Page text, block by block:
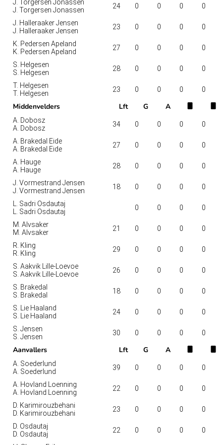
J. Torgersen Jonassen
J. Torgersen Jonassen
24 0 0 0 0
J. Halleraaker Jensen
J. Halleraaker Jensen
23 0 0 0 0
K. Pedersen Apeland
K. Pedersen Apeland
27 0 0 0 0
S. Helgesen
S. Helgesen
28 0 0 0 0
T. Helgesen
T. Helgesen
23 0 0 0 0
Middenvelders Lft G A
A. Dobosz
A. Dobosz
34 0 0 0 0
A. Brakedal Eide
A. Brakedal Eide
27 0 0 0 0
A. Hauge
A. Hauge
28 0 0 0 0
J. Vormestrand Jensen
J. Vormestrand Jensen
18 0 0 0 0
L. Sadri Osdautaj
L. Sadri Osdautaj
0 0 0 0
M. Alvsaker
M. Alvsaker
21 0 0 0 0
R. Kling
R. Kling
29 0 0 0 0
S. Aakvik Lille-Loevoe
S. Aakvik Lille-Loevoe
26 0 0 0 0
S. Brakedal
S. Brakedal
18 0 0 0 0
S. Lie Haaland
S. Lie Haaland
24 0 0 0 0
S. Jensen
S. Jensen
30 0 0 0 0
Aanvallers Lft G A
A. Soederlund
A. Soederlund
39 0 0 0 0
A. Hovland Loenning
A. Hovland Loenning
22 0 0 0 0
D. Karimirouzbehani
D. Karimirouzbehani
23 0 0 0 0
D. Osdautaj
D. Osdautaj
22 0 0 0 0